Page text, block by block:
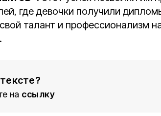
где девочки получили
талант и профессионализм
на ссылку